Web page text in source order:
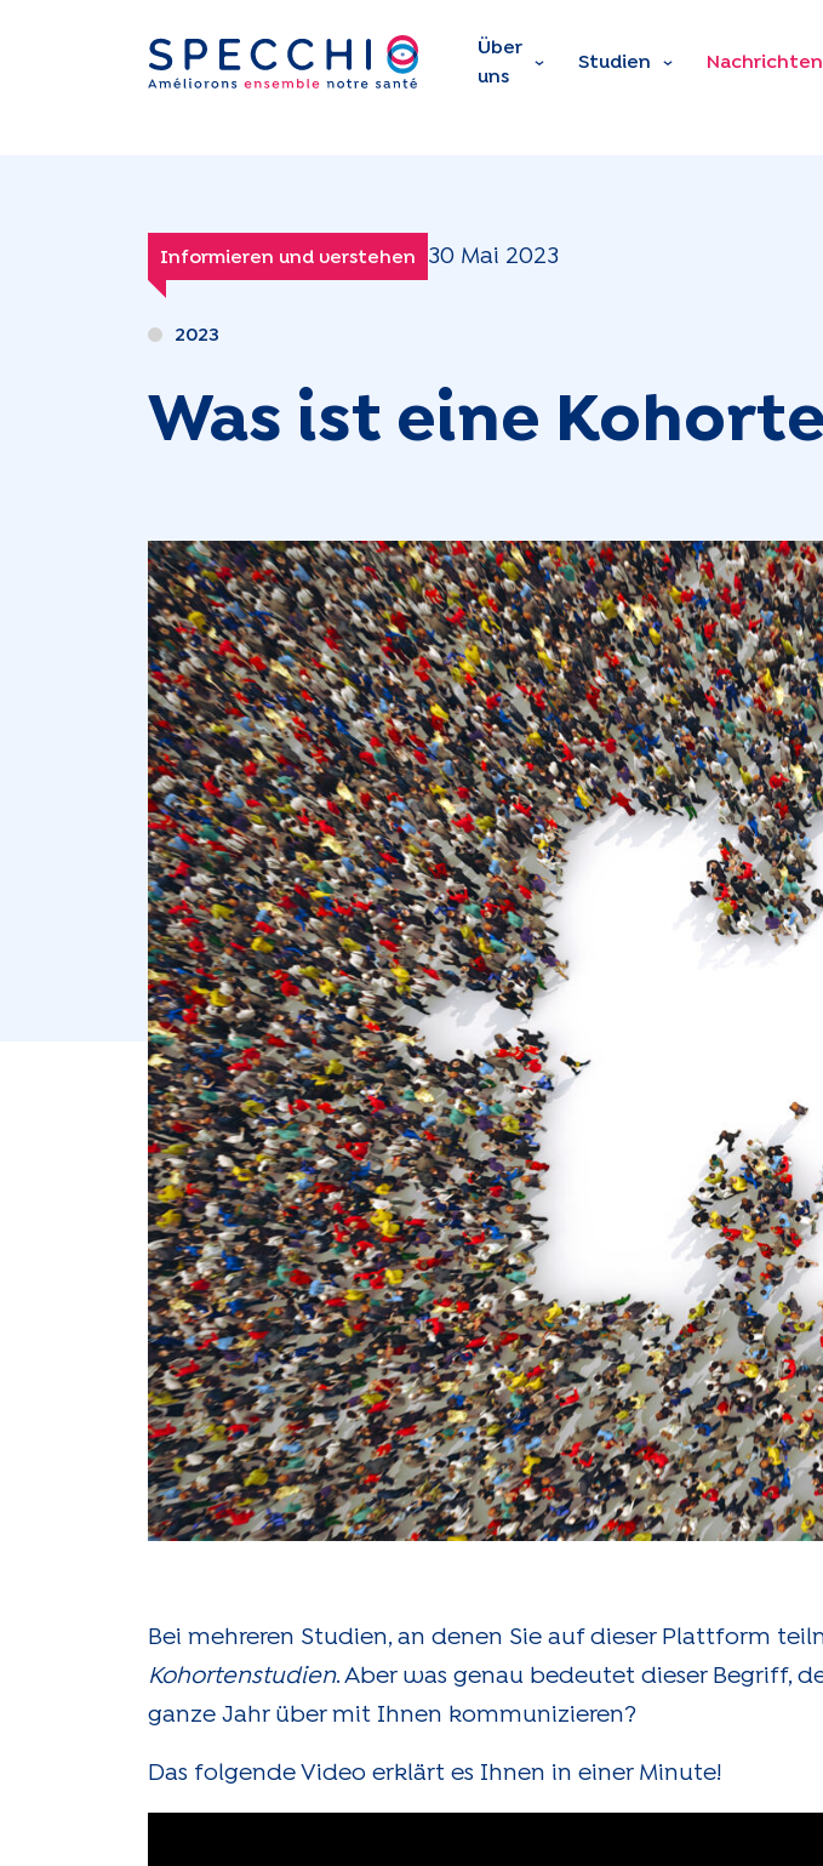
Über
uns
Studien Nachrichten
Informieren und verstehen 30 Mai 2023
2023
Was ist eine
Bei mehreren Studien, an denen Sie auf dieser Plattform
Kohortenstudien. Aber was genau bedeutet dieser Begriff,
ganze Jahr über mit Ihnen kommunizieren?
Das folgende Video erklärt es Ihnen in einer Minute!